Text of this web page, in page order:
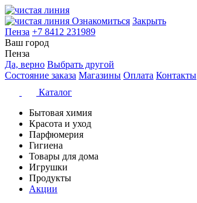
Ознакомиться Закрыть
Пенза +7 8412 231989
Ваш город
Пенза
Да, верно Выбрать другой
Состояние заказа Магазины Оплата Контакты
Каталог
Бытовая химия
Красота и уход
Парфюмерия
Гигиена
Товары для дома
Игрушки
Продукты
Акции